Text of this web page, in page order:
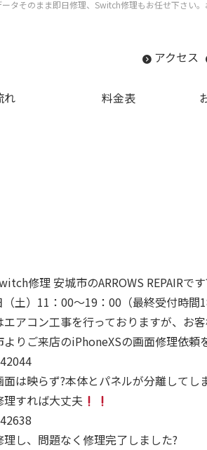
タそのまま即日修理、Switch修理もお任せ下さい
アクセス
れ 料金表
修理 安城市のARROWS REPAIRで
土）11：00～19：00（最終受付時間
アコン工事を行っておりますが、お
りご来店のiPhoneXSの画面修理依頼
は映らず?本体とパネルが分離してし
すれば大丈夫
し、問題なく修理完了しました?